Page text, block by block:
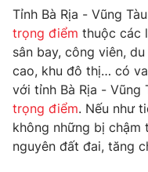
Thị trường
Tư vấn
Lịch phát sóng
Chuyên mục khác
Emagazine
Photo
Tỉnh Bà Rịa - Vũng
trọng điểm thuộc các
sân bay, công viên,
cao, khu đô thị… có
với tỉnh Bà Rịa - Vũng
trọng điểm. Nếu như
không những bị chậm
nguyên đất đai, tăng